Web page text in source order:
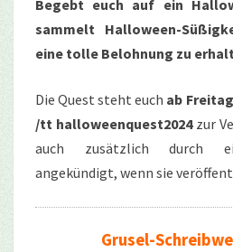
Begebt euch auf ein
sammelt Halloween-
eine tolle Belohnung zu
Die Quest steht euch ab
/tt halloweenquest2024zur
auch zusätzlich durch
angekündigt, wenn sie
Grusel-